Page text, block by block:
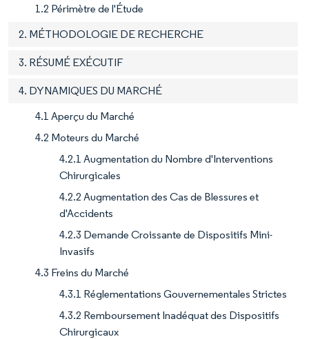
1.2 Périmètre de l'Étude
2. MÉTHODOLOGIE DE RECHERCHE
3. RÉSUMÉ EXÉCUTIF
4. DYNAMIQUES DU MARCHÉ
4.1 Aperçu du Marché
4.2 Moteurs du Marché
4.2.1 Augmentation du Nombre d'Interventions
Chirurgicales
4.2.2 Augmentation des Cas de Blessures et
d'Accidents
4.2.3 Demande Croissante de Dispositifs Mini-
Invasifs
4.3 Freins du Marché
4.3.1 Réglementations Gouvernementales Strictes
4.3.2 Remboursement Inadéquat des Dispositifs
Chirurgicaux